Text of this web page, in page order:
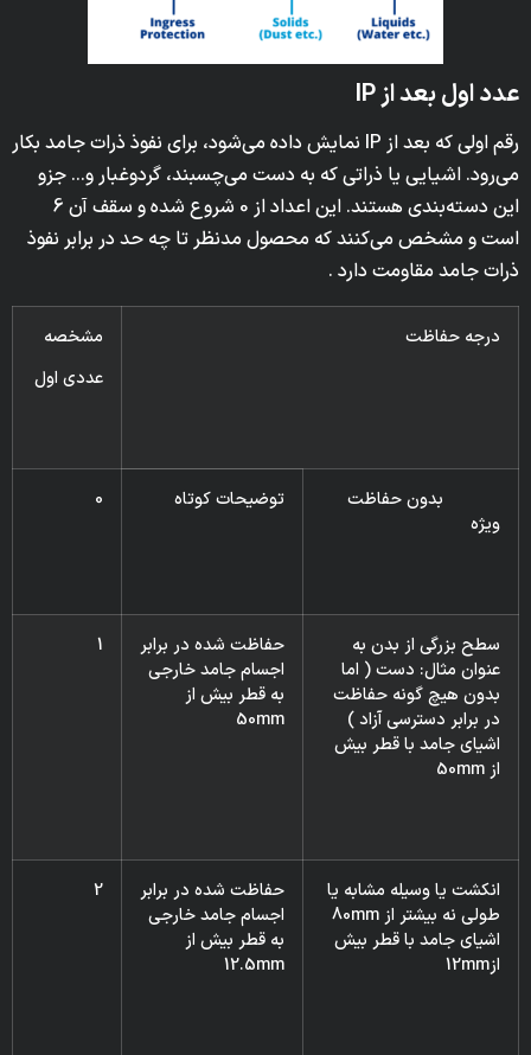
عدد اول بعد از IP
رقم اولی که بعد از IP نمایش داده می‌شود، برای نفوذ ذرات جامد بکار
می‌رود. اشیایی یا ذراتی که به دست می‌چسبند، گردوغبار و… جزو
این دسته‌بندی هستند. این اعداد از 0 شروع شده و سقف آن 6
است و مشخص می‌کنند که محصول مدنظر تا چه حد در برابر نفوذ
ذرات جامد مقاومت دارد .
درجه حفاظت
مشخصه
عددى اول
بدون حفاظت
ويژه
توضيحات كوتاه 0
سطح بزرگی از بدن به
عنوان مثال: دست ( اما
بدون هیچ گونه حفاظت
در برابر دسترسی آزاد )
اشیای جامد با قطر بیش
از 50mm
حفاظت شده در برابر
اجسام جامد خارجى
به قطر بيش از
50mm
1
انكشت يا وسيله مشابه يا
طولى نه بيشتر از 80mm
اشیای جامد با قطر بیش
از12mm
حفاظت شده در برابر
اجسام جامد خارجى
به قطر بيش از
12.5mm
2